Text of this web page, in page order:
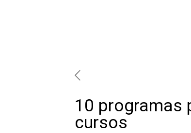
10 programas
cursos